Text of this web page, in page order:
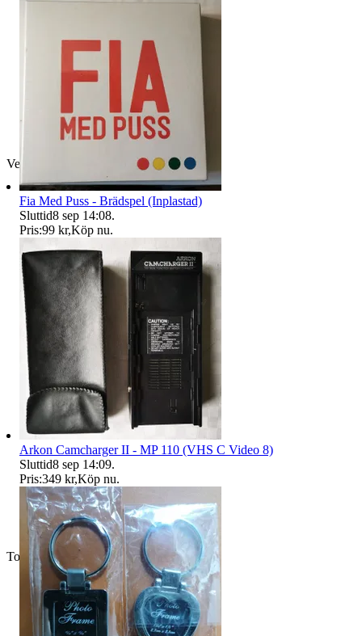
Verifierad
Toppsäljare
Fia Med Puss - Brädspel (Inplastad)
Sluttid8 sep 14:08.
Pris:99 kr,Köp nu.
Arkon Camcharger II - MP 110 (VHS C Video 8)
Sluttid8 sep 14:09.
Pris:349 kr,Köp nu.